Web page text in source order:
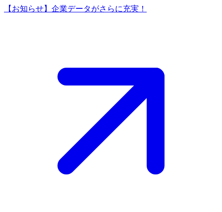
【お知らせ】企業データがさらに充実！